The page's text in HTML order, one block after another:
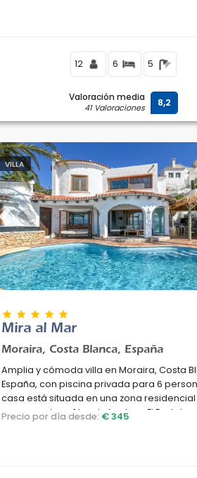
12 6 5
Valoración media
41 Valoraciones 8,2
VILLA
Previous
Mira al Mar
Moraira, Costa Blanca, España
Amplia y cómoda villa en Moraira, Costa
España, con piscina privada para 6
casa está situada en una zona
se encuentra a 1 km de la playa El Portet.
Precio por día desde: € 345